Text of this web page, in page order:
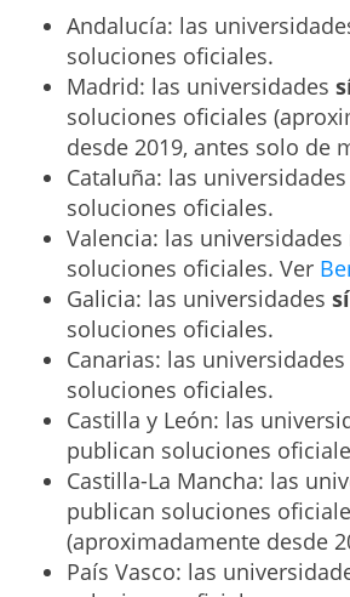
Andalucía: las
soluciones oficiales.
Madrid: las universidades
soluciones oficiales
desde 2019, antes solo de
Cataluña: las universidades
soluciones oficiales.
Valencia: las
soluciones oficiales. Ver
Galicia: las universidades sí
soluciones oficiales.
Canarias: las
soluciones oficiales.
Castilla y León: las
publican soluciones
Castilla-La Mancha: las
publican soluciones
(aproximadamente desde
País Vasco: las